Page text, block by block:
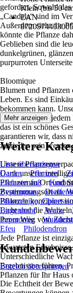
Klein (bis 50
EAN
8720574433005
gefordert. Sowohl
„Candela“ sind im
Außerdem sieht die
könnte die Pflanze
Geblieben sind die
dunkelgrünen,
purpurroten
Bloomique
Blumen und Pflanzen
Leben. Es sind
bekommen kann.
passt stilvoll zu
das ist ein schönes
garantieren wir, dass
zufrieden sein werden.
Unsere
Dank unserer
Pflanzen an Ort und
Bestimmungsort an.
Pflanzen konzipiert
Licht und die
ihrem Weg vom
Jede Pflanze ist
erwarteten
Unterschiedliche
Ergebnissen führen.
Pflanzen für Ihr Haus
Mehr anzeigen
Weitere
Liste überspringen
Garten
Pflanzen
Elefantenfuß
Zyperngras
Birkenfeige,
Bogenhanf
Aralie
Peperomie
Efeu
Philodendron
Bereich überspringen
Die Echtheit der